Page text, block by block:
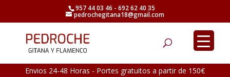
957 44 03 46 - 692 62 40 35
pedrochegitana18@gmail.com
Envios 24-48 Horas - Portes gratuitos a partir de 150€